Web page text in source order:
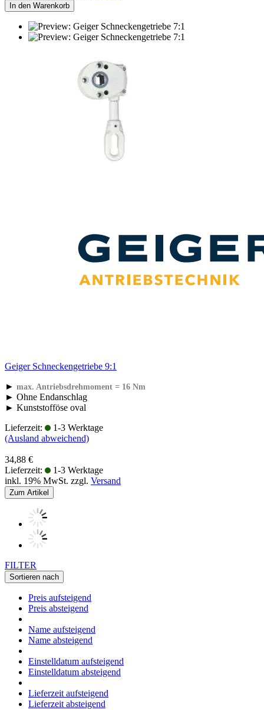
In den Warenkorb
Geiger Schneckengetriebe 9:1
► max. Antriebsdrehmoment = 16 Nm
► Ohne Endanschlag
► Kunststofföse oval
Lieferzeit:
1-3 Werktage
(Ausland abweichend)
34,88 €
Lieferzeit:
1-3 Werktage
inkl. 19% MwSt. zzgl. Versand
Zum Artikel
FILTER
Sortieren nach
Preis aufsteigend
Preis absteigend
Name aufsteigend
Name absteigend
Einstelldatum aufsteigend
Einstelldatum absteigend
Lieferzeit aufsteigend
Lieferzeit absteigend